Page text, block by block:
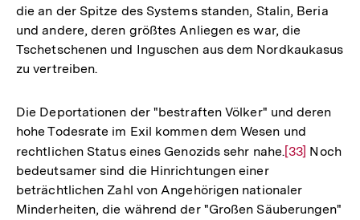
die an der Spitze des Systems standen, Stalin, Beria
und andere, deren größtes Anliegen es war, die
Tschetschenen und Inguschen aus dem Nordkaukasus
zu vertreiben.
Die Deportationen der "bestraften Völker" und deren
hohe Todesrate im Exil kommen dem Wesen und
rechtlichen Status eines Genozids sehr nahe.Zur
der
Fußnote
[33] Noch
bedeutsamer sind die Hinrichtungen einer
beträchtlichen Zahl von Angehörigen nationaler
Minderheiten, die während der "Großen Säuberungen"